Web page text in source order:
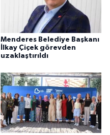
Menderes Belediye Başkanı
İlkay Çiçek görevden
uzaklaştırıldı